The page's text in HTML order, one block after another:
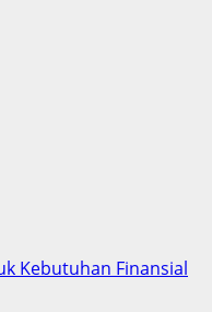
Kebutuhan Finansial